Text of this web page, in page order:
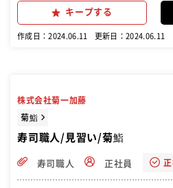
指し、お休みをしっかりとれる体制強化のた
採用強化中！】 飲食店やお寿司屋さん
す。 ベテランの方には更に上位職とし
キープする
作成日：2024.06.11 更新日：2024.06.11
株式会社菊一加藤
菊鮨
寿司職人/見習い/菊鮨
寿司職人 正社員